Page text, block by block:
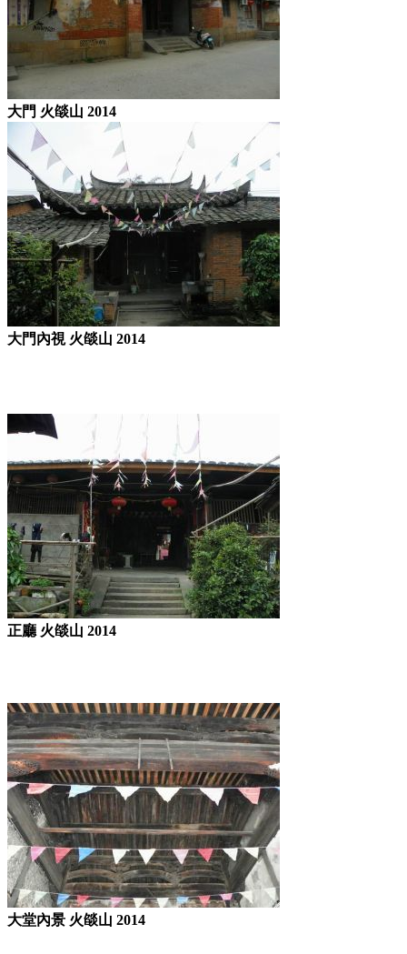
大門 火燄山 2014
大門內視 火燄山 2014
正廳 火燄山 2014
大堂內景 火燄山 2014